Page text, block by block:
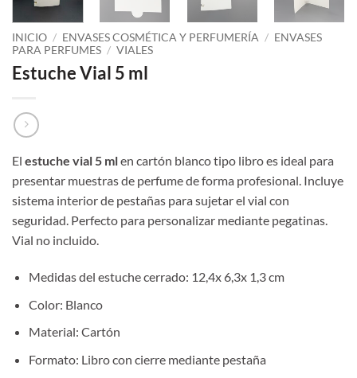
INICIO / ENVASES COSMÉTICA Y PERFUMERÍA / ENVASES
PARA PERFUMES / VIALES
Estuche Vial 5 ml
El estuche vial 5 mlen cartón blanco tipo libro es ideal para
presentar muestras de perfume de forma profesional. Incluye
sistema interior de pestañas para sujetar el vial con
seguridad. Perfecto para personalizar mediante pegatinas.
Vial no incluido.
Medidas del estuche cerrado: 12,4x 6,3x 1,3 cm
Color: Blanco
Material: Cartón
Formato: Libro con cierre mediante pestaña